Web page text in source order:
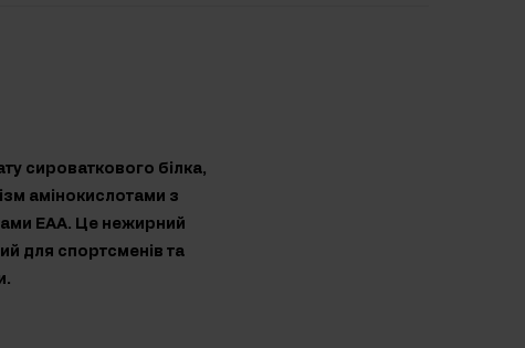
сироваткового білка,
амінокислотами з
EAA. Це нежирний
для спортсменів та